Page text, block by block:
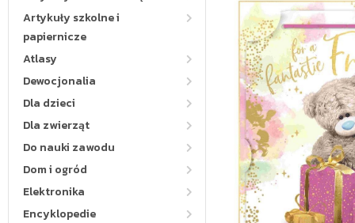
Artykuły szkolne i
papiernicze
Atlasy
Dewocjonalia
Dla dzieci
Dla zwierząt
Do nauki zawodu
Dom i ogród
Elektronika
Encyklopedie